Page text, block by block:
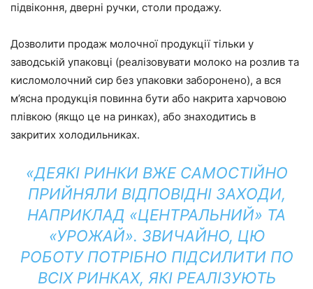
підвіконня, дверні ручки, столи продажу.
Дозволити продаж молочної продукції тільки у
заводській упаковці (реалізовувати молоко на розлив та
кисломолочний сир без упаковки заборонено), а вся
м’ясна продукція повинна бути або накрита харчовою
плівкою (якщо це на ринках), або знаходитись в
закритих холодильниках.
«ДЕЯКІ РИНКИ ВЖЕ САМОСТІЙНО
ПРИЙНЯЛИ ВІДПОВІДНІ ЗАХОДИ,
НАПРИКЛАД «ЦЕНТРАЛЬНИЙ» ТА
«УРОЖАЙ». ЗВИЧАЙНО, ЦЮ
РОБОТУ ПОТРІБНО ПІДСИЛИТИ ПО
ВСІХ РИНКАХ, ЯКІ РЕАЛІЗУЮТЬ